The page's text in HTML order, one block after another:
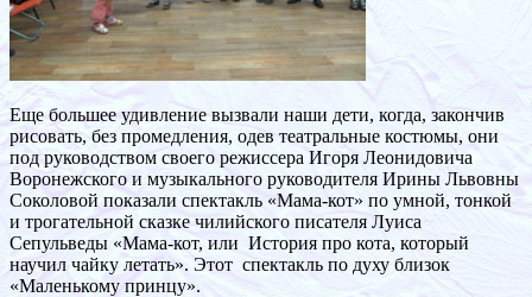
Еще большее удивление вызвали наши дети, когда, закончив
рисовать, без промедления, одев театральные костюмы, они
под руководством своего режиссера Игоря Леонидовича
Воронежского и музыкального руководителя Ирины Львовны
Соколовой показали спектакль «Мама-кот» по умной, тонкой
и трогательной сказке чилийского писателя Луиса
Сепульведы «Мама-кот, или История про кота, который
научил чайку летать». Этот спектакль по духу близок
«Маленькому принцу».